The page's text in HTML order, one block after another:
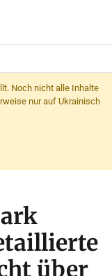
Noch nicht alle Inhalte
nur auf Ukrainisch
über